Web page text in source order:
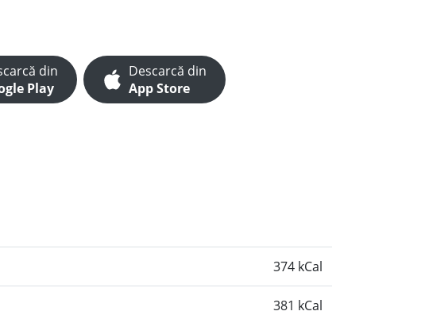
din
Play
Descarcă din
App Store
374 kCal
381 kCal